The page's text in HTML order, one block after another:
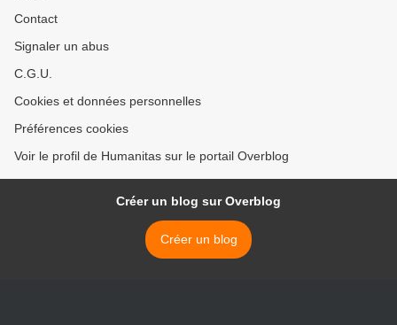
Contact
Signaler un abus
C.G.U.
Cookies et données personnelles
Préférences cookies
Voir le profil de Humanitas sur le portail Overblog
Créer un blog sur Overblog
Créer un blog